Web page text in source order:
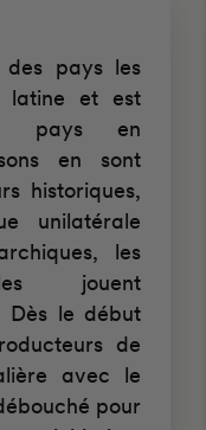
pays les
latine et est
pays en
en sont
historiques,
unilatérale
les
jouent
Dès le début
de
avec le
pour